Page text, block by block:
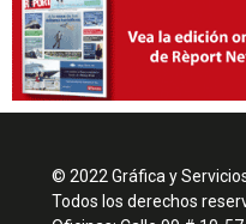
© 2022 Gráfica y
Todos los derechos